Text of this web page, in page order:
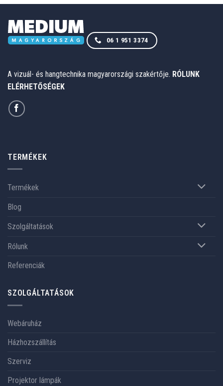
636.990 Ft
06 1 951 3374
A vizuál- és hangtechnika magyarországi szakértője. RÓLUNK
ELÉRHETŐSÉGEK
TERMÉKEK
Termékek
Blog
Szolgáltatások
Rólunk
Referenciák
SZOLGÁLTATÁSOK
Webáruház
Házhozszállítás
Szerviz
Projektor lámpák